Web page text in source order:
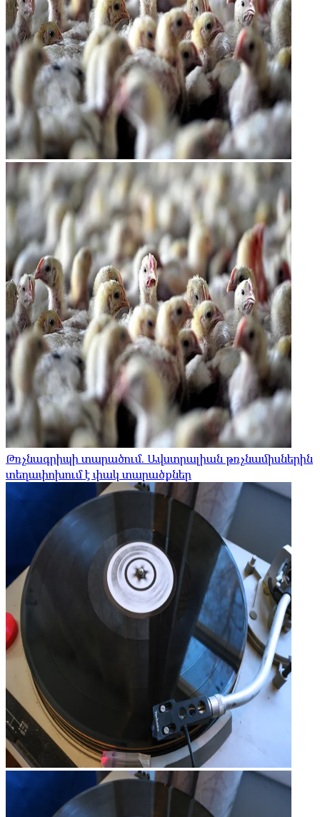
Թռչնագրիպի տարածում. Ավստրալիան թռչնամիսներին
տեղափոխում է փակ տարածքներ